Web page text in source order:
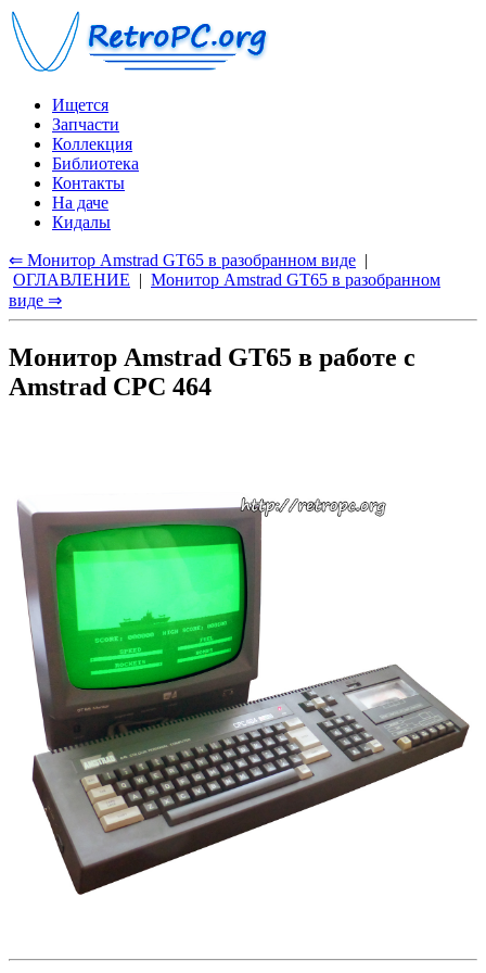
Ищется
Запчасти
Коллекция
Библиотека
Контакты
На даче
Кидалы
⇐ Монитор Amstrad GT65 в разобранном виде |
ОГЛАВЛЕНИЕ | Монитор Amstrad GT65 в разобранном
виде ⇒
Монитор Amstrad GT65 в работе с
Amstrad CPC 464